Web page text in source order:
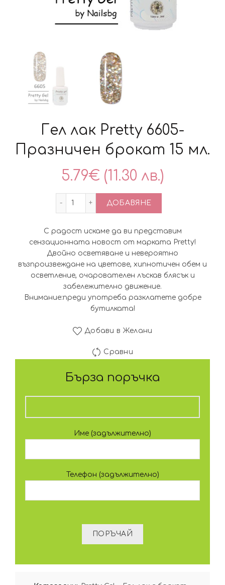
Гел лак Pretty 6605-
Празничен брокат 15 мл.
5.79€ (11.30 лв.)
количество за Гел лак Pretty 6605-
ДОБАВЯНЕ
С радост искаме да ви представим
сензационната новост от марката Pretty!
Двойно осветяване и невероятно
възпроизвеждане на цветове, хипнотичен обем и
осветление, очарователен лъскав блясък и
забележително движение.
Внимание:преди употреба разклатете добре
бутилката!
Добави в Желани
Сравни
Бърза поръчка
Име (задължително)
Телефон (задължително)